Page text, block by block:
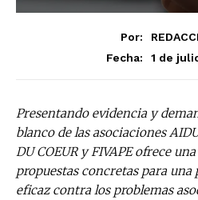
Por:
Fecha:
1 de
Presentando evidencia y
blanco de las asociaciones
DU COEUR y FIVAPE ofrece
propuestas concretas para
eficaz contra los problemas